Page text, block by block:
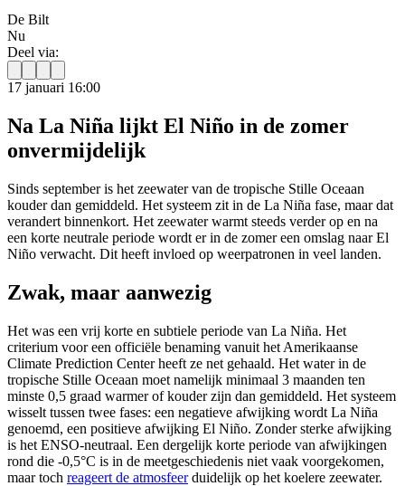
De Bilt
Nu
Deel via:
17 januari 16:00
Na La Niña lijkt El Niño in de zomer
onvermijdelijk
Sinds september is het zeewater van de tropische Stille Oceaan
kouder dan gemiddeld. Het systeem zit in de La Niña fase, maar dat
verandert binnenkort. Het zeewater warmt steeds verder op en na
een korte neutrale periode wordt er in de zomer een omslag naar El
Niño verwacht. Dit heeft invloed op weerpatronen in veel landen.
Zwak, maar aanwezig
Het was een vrij korte en subtiele periode van La Niña. Het
criterium voor een officiële benaming vanuit het Amerikaanse
Climate Prediction Center heeft ze net gehaald. Het water in de
tropische Stille Oceaan moet namelijk minimaal 3 maanden ten
minste 0,5 graad warmer of kouder zijn dan gemiddeld. Het systeem
wisselt tussen twee fases: een negatieve afwijking wordt La Niña
genoemd, een positieve afwijking El Niño. Zonder sterke afwijking
is het ENSO-neutraal. Een dergelijk korte periode van afwijkingen
rond die -0,5°C is in de meetgeschiedenis niet vaak voorgekomen,
maar toch reageert de atmosfeerduidelijk op het koelere zeewater.